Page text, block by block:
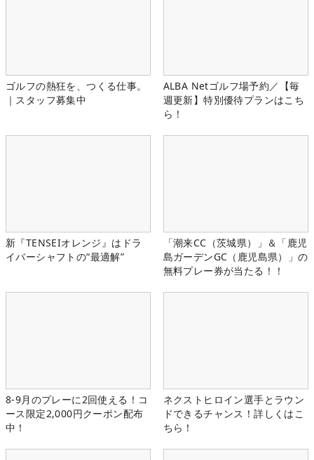
ゴルフの熱狂を、つくる仕事。
｜スタッフ募集中
ALBA Netゴルフ場予約／【毎
週更新】特別優待プランはこち
ら！
新『TENSEIオレンジ』はドラ
イバーシャフトの“最適解”
「潮来CC（茨城県）」＆「鹿児
島ガーデンGC（鹿児島県）」の
無料プレー券が当たる！！
8-9月のプレーに2回使える！コ
ース限定2,000円クーポン配布
中！
ネクストヒロイン選手とラウン
ドできるチャンス！詳しくはこ
ちら！